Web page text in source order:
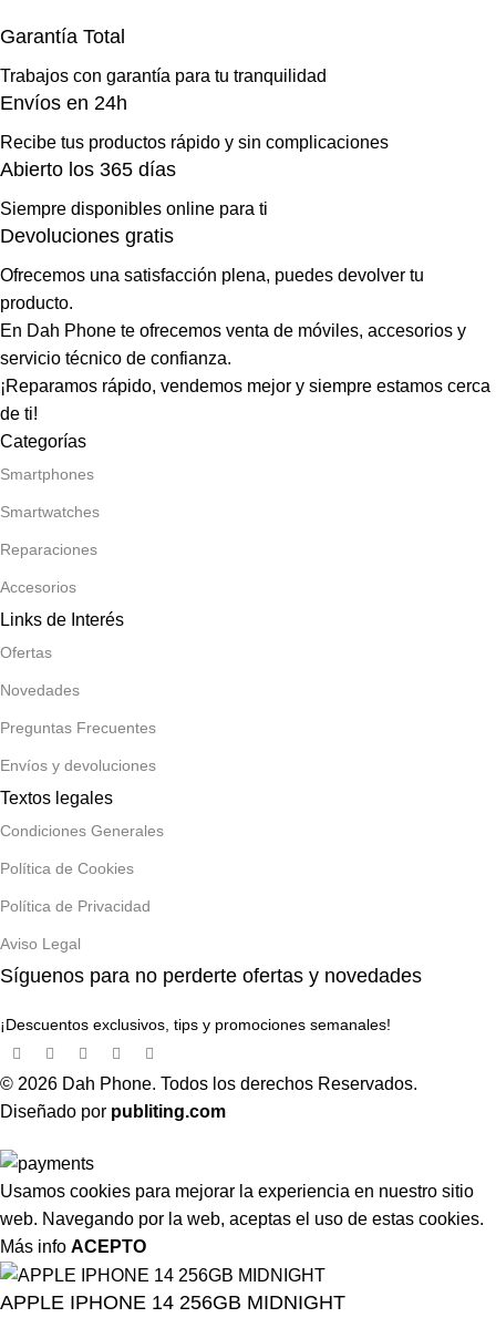
Garantía Total
Trabajos con garantía para tu tranquilidad
Envíos en 24h
Recibe tus productos rápido y sin complicaciones
Abierto los 365 días
Siempre disponibles online para ti
Devoluciones gratis
Ofrecemos una satisfacción plena, puedes devolver tu
producto.
En Dah Phone te ofrecemos venta de móviles, accesorios y
servicio técnico de confianza.
¡Reparamos rápido, vendemos mejor y siempre estamos cerca
de ti!
Categorías
Smartphones
Smartwatches
Reparaciones
Accesorios
Links de Interés
Ofertas
Novedades
Preguntas Frecuentes
Envíos y devoluciones
Textos legales
Condiciones Generales
Política de Cookies
Política de Privacidad
Aviso Legal
Síguenos para no perderte ofertas y novedades
¡Descuentos exclusivos, tips y promociones semanales!
© 2026 Dah Phone. Todos los derechos Reservados.
Diseñado por publiting.com
Usamos cookies para mejorar la experiencia en nuestro sitio
web. Navegando por la web, aceptas el uso de estas cookies.
Más info ACEPTO
APPLE IPHONE 14 256GB MIDNIGHT